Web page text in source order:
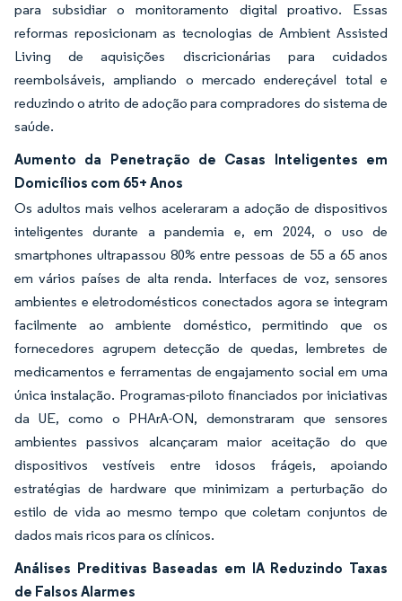
para subsidiar o monitoramento digital proativo. Essas
reformas reposicionam as tecnologias de Ambient Assisted
Living de aquisições discricionárias para cuidados
reembolsáveis, ampliando o mercado endereçável total e
reduzindo o atrito de adoção para compradores do sistema de
saúde.
Aumento da Penetração de Casas Inteligentes em
Domicílios com 65+ Anos
Os adultos mais velhos aceleraram a adoção de dispositivos
inteligentes durante a pandemia e, em 2024, o uso de
smartphones ultrapassou 80% entre pessoas de 55 a 65 anos
em vários países de alta renda. Interfaces de voz, sensores
ambientes e eletrodomésticos conectados agora se integram
facilmente ao ambiente doméstico, permitindo que os
fornecedores agrupem detecção de quedas, lembretes de
medicamentos e ferramentas de engajamento social em uma
única instalação. Programas-piloto financiados por iniciativas
da UE, como o PHArA-ON, demonstraram que sensores
ambientes passivos alcançaram maior aceitação do que
dispositivos vestíveis entre idosos frágeis, apoiando
estratégias de hardware que minimizam a perturbação do
estilo de vida ao mesmo tempo que coletam conjuntos de
dados mais ricos para os clínicos.
Análises Preditivas Baseadas em IA Reduzindo Taxas
de Falsos Alarmes